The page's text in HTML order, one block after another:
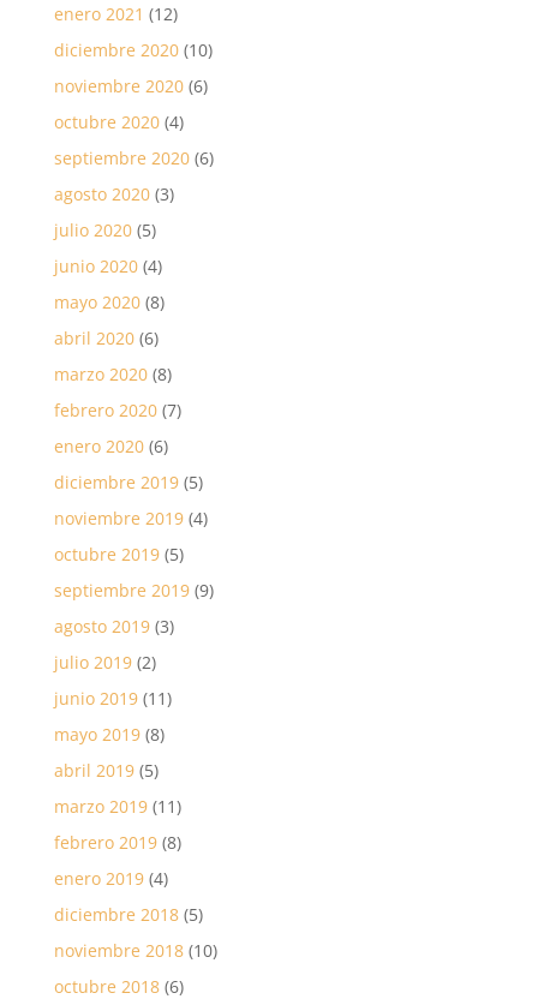
enero 2021 (12)
diciembre 2020(10)
noviembre 2020(6)
octubre 2020(4)
septiembre 2020(6)
agosto 2020(3)
julio 2020(5)
junio 2020(4)
mayo 2020(8)
abril 2020(6)
marzo 2020(8)
febrero 2020(7)
enero 2020(6)
diciembre 2019(5)
noviembre 2019(4)
octubre 2019(5)
septiembre 2019(9)
agosto 2019(3)
julio 2019(2)
junio 2019(11)
mayo 2019(8)
abril 2019(5)
marzo 2019(11)
febrero 2019(8)
enero 2019(4)
diciembre 2018(5)
noviembre 2018(10)
octubre 2018(6)